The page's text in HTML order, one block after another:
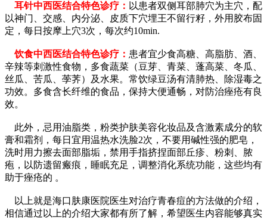
耳针中西医结合特色诊疗： 以患者双侧耳部肺穴为主穴，配
以神门、交感、内分泌、皮质下穴埋王不留行籽，外用胶布固
定，每日按摩上穴3次，每次约10min.
饮食中西医结合特色诊疗： 患者宜少食高糖、高脂肪、酒、
辛辣等刺激性食物，多食蔬菜（豆芽、青菜、蓬高菜、冬瓜、
丝瓜、苦瓜、荸荠）及水果。常饮绿豆汤有清肺热、除湿毒之
功效。多食含长纤维的食品，保持大便通畅，对防治痤疮有良
效。
此外，忌用油脂类，粉类护肤美容化妆品及含激素成分的软
膏和霜剂，每日宜用温热水洗脸2次，不要用碱性强的肥皂，
洗时用力擦去面部脂垢，禁用手指挤捏面部丘疹、粉刺、脓
疱，以防遗留瘢痕，睡眠充足，调整消化系统功能，这些均有
助于痤疮的 。
以上就是海口肤康医院医生对治疗青春痘的方法做的介绍，
相信通过以上的介绍大家都有所了解，希望医生内容能够真实